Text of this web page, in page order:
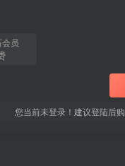
员
您当前未登录！建议登陆后